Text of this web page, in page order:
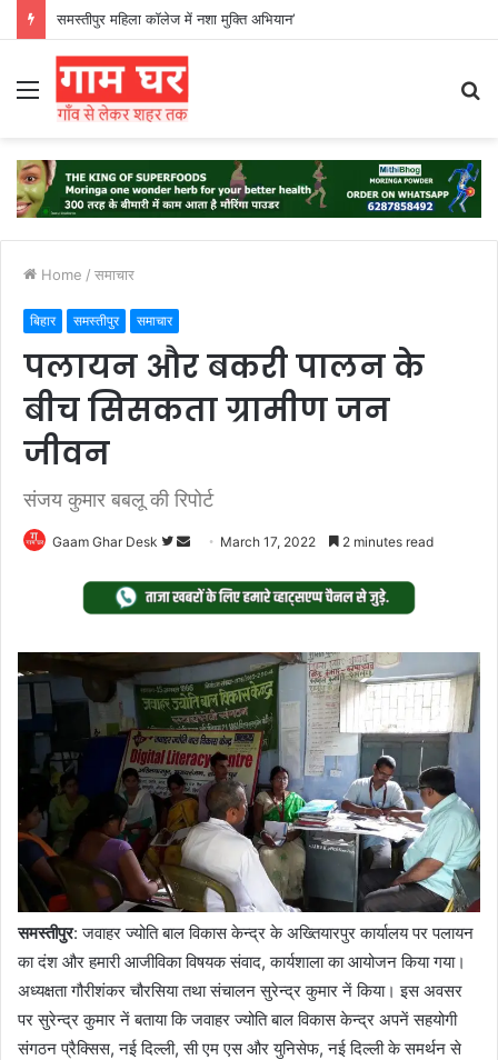
हड़ताली सफाईकर्मियों ने नगर निगम का घेराव किया’
Menu
Home / समाचार
बिहार समस्तीपुर समाचार
पलायन और बकरी पालन के
बीच सिसकता ग्रामीण जन
जीवन
संजय कुमार बबलू की रिपोर्ट
Gaam Ghar Desk
Follow
Twitter
Send
email
March 17, 2022 2 minutes read
समस्तीपुर: जवाहर ज्योति बाल विकास केन्द्र के अख्तियारपुर कार्यालय पर पलायन
का दंश और हमारी आजीविका विषयक संवाद, कार्यशाला का आयोजन किया गया।
अध्यक्षता गौरीशंकर चौरसिया तथा संचालन सुरेन्द्र कुमार नें किया। इस अवसर
पर सुरेन्द्र कुमार नें बताया कि जवाहर ज्योति बाल विकास केन्द्र अपनें सहयोगी
संगठन प्रैक्सिस, नई दिल्ली, सी एम एस और युनिसेफ, नई दिल्ली के समर्थन से